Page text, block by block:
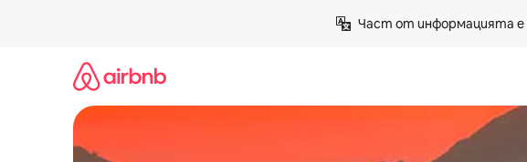
Част от информацията е